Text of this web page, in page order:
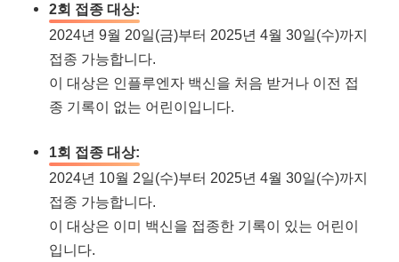
2회 접종 대상:
2024년 9월 20일(금)부터 2025년 4월 30일(수)까지
접종 가능합니다.
이 대상은 인플루엔자 백신을 처음 받거나 이전 접
종 기록이 없는 어린이입니다.
1회 접종 대상:
2024년 10월 2일(수)부터 2025년 4월 30일(수)까지
접종 가능합니다.
이 대상은 이미 백신을 접종한 기록이 있는 어린이
입니다.